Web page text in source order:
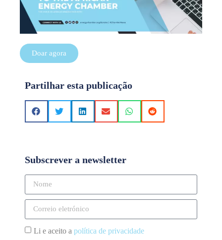
Doar agora
Partilhar esta publicação
Subscrever a newsletter
Li e aceito a política de privacidade